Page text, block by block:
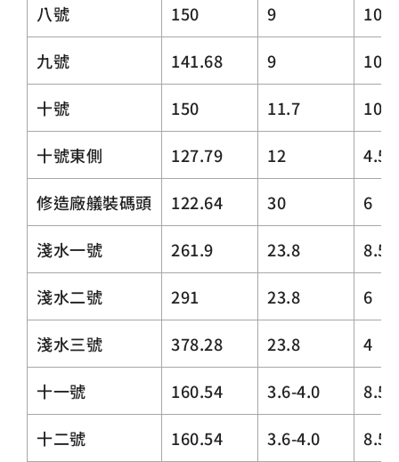
八號 150 9 10
九號 141.68 9 10
十號 150 11.7 10
十號東側 127.79 12 4.5
修造廠艤裝碼頭 122.64 30 6
淺水一號 261.9 23.8
淺水二號 291 23.8 6
淺水三號 378.28 23.8 4
十一號 160.54 3.6-4.0 8.5
十二號 160.54 3.6-4.0 8.5